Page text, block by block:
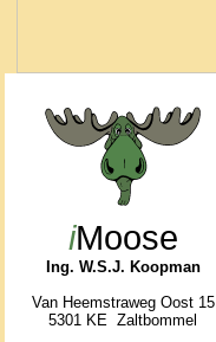
iMoose
Ing. W.S.J. Koopman
Van Heemstraweg Oost 15
5301 KE Zaltbommel